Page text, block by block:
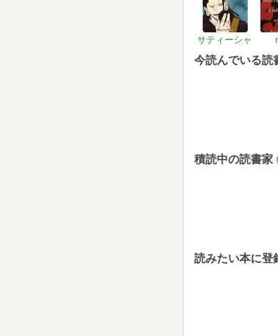
サティーシャ
今読んでいる読
積読中の読書家
読みたい本に登